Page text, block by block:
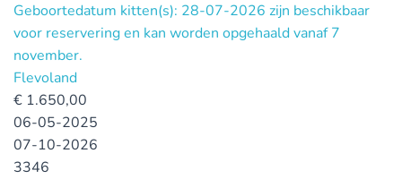
Geboortedatum kitten(s): 28-07-2026 zijn beschikbaar
voor reservering en kan worden opgehaald vanaf 7
november.
Flevoland
€ 1.650,00
06-05-2025
07-10-2026
3346